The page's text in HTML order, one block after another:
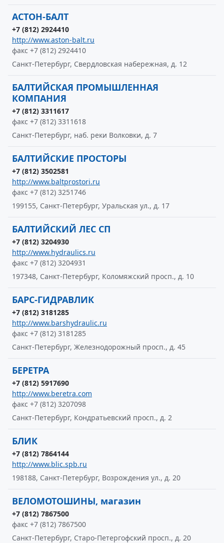
АСТОН-БАЛТ
+7 (812) 2924410
http://www.aston-balt.ru
факс +7 (812) 2924410
Санкт-Петербург, Свердловская набережная, д. 12
БАЛТИЙСКАЯ ПРОМЫШЛЕННАЯ
КОМПАНИЯ
+7 (812) 3311617
факс +7 (812) 3311618
Санкт-Петербург, наб. реки Волковки, д. 7
БАЛТИЙСКИЕ ПРОСТОРЫ
+7 (812) 3502581
http://www.baltprostori.ru
факс +7 (812) 3251746
199155, Санкт-Петербург, Уральская ул., д. 17
БАЛТИЙСКИЙ ЛЕС СП
+7 (812) 3204930
http://www.hydraulics.ru
факс +7 (812) 3204931
197348, Санкт-Петербург, Коломяжский просп., д. 10
БАРС-ГИДРАВЛИК
+7 (812) 3181285
http://www.barshydraulic.ru
факс +7 (812) 3181285
Санкт-Петербург, Железнодорожный просп., д. 45
БЕРЕТРА
+7 (812) 5917690
http://www.beretra.com
факс +7 (812) 3207098
Санкт-Петербург, Кондратьевский просп., д. 2
БЛИК
+7 (812) 7864144
http://www.blic.spb.ru
198188, Санкт-Петербург, Возрождения ул., д. 20
ВЕЛОМОТОШИНЫ, магазин
+7 (812) 7867500
факс +7 (812) 7867500
Санкт-Петербург, Старо-Петергофский просп., д. 20